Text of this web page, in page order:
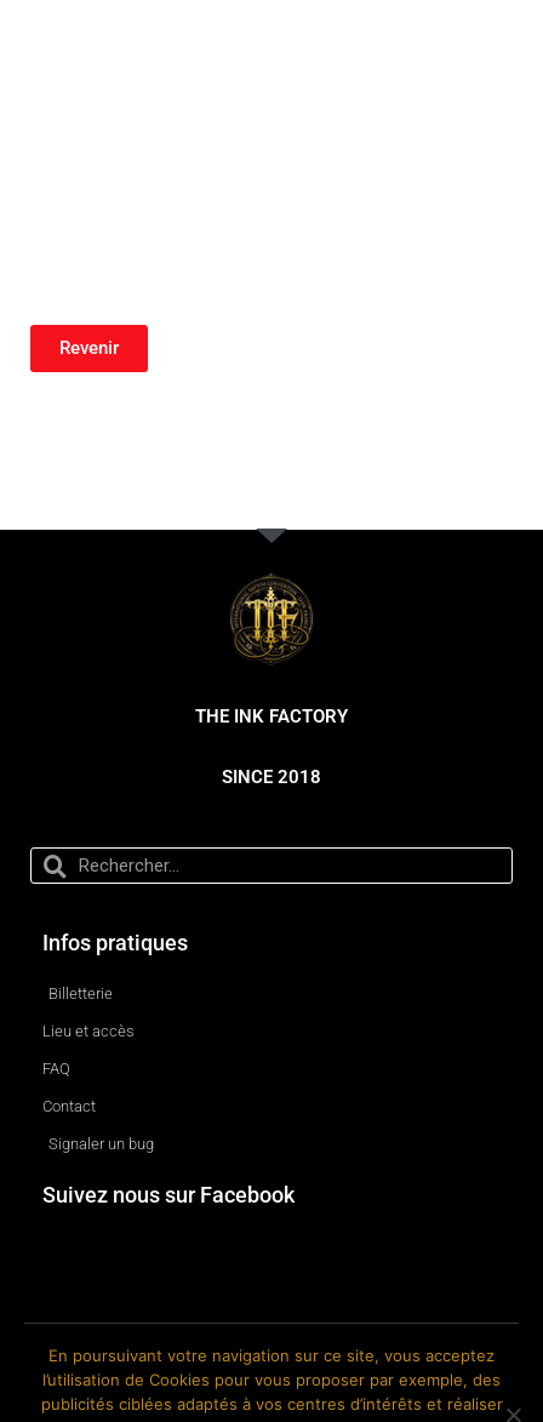
Revenir
THE INK FACTORY
SINCE 2018
Infos pratiques
Billetterie
Lieu et accès
FAQ
Contact
Signaler un bug
Suivez nous sur Facebook
© 2018-2026 The Ink Factory. Site web réalisé par Roland CAUVIN.
En poursuivant votre navigation sur ce site, vous acceptez
l’utilisation de Cookies pour vous proposer par exemple, des
publicités ciblées adaptés à vos centres d’intérêts et réaliser